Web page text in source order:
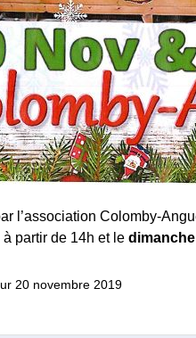
l’association Colomby-
à partir de 14h et le
20 novembre 2019